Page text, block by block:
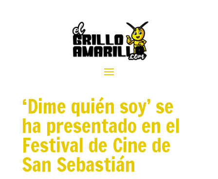
‘Dime quién soy’ se
ha presentado en el
Festival de Cine de
San Sebastián